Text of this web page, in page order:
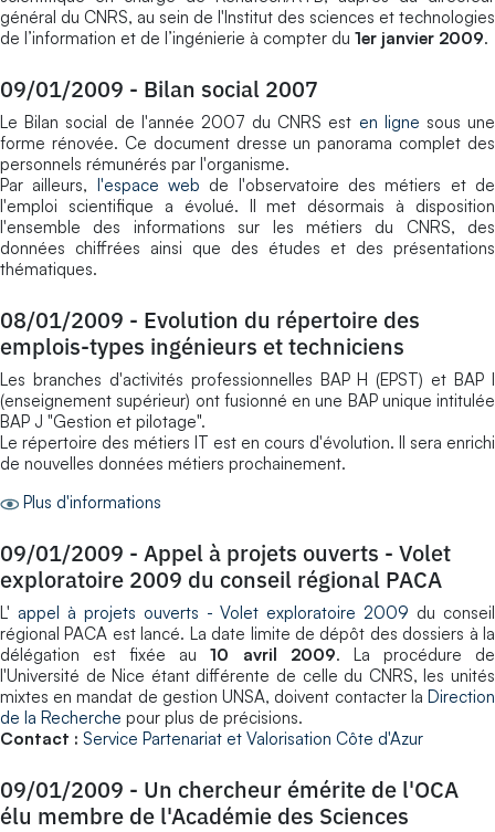
général du CNRS, au sein de l'Institut des sciences et technologies
de l’information et de l’ingénierie à compter du 1er janvier 2009.
09/01/2009 - Bilan social 2007
Le Bilan social de l'année 2007 du CNRS est en ligne sous une
forme rénovée. Ce document dresse un panorama complet des
personnels rémunérés par l'organisme.
Par ailleurs, l'espace web de l'observatoire des métiers et de
l'emploi scientifique a évolué. Il met désormais à disposition
l'ensemble des informations sur les métiers du CNRS, des
données chiffrées ainsi que des études et des présentations
thématiques.
08/01/2009 - Evolution du répertoire des
emplois-types ingénieurs et techniciens
Les branches d'activités professionnelles BAP H (EPST) et BAP I
(enseignement supérieur) ont fusionné en une BAP unique intitulée
BAP J "Gestion et pilotage".
Le répertoire des métiers IT est en cours d'évolution. Il sera enrichi
de nouvelles données métiers prochainement.
Plus d'informations
09/01/2009 - Appel à projets ouverts - Volet
exploratoire 2009 du conseil régional PACA
L' appel à projets ouverts - Volet exploratoire 2009 du conseil
régional PACA est lancé. La date limite de dépôt des dossiers à la
délégation est fixée au10 avril 2009. La procédure de
l'Université de Nice étant différente de celle du CNRS, les unités
mixtes en mandat de gestion UNSA, doivent contacter la Direction
de la Recherche pour plus de précisions.
Contact : Service Partenariat et Valorisation Côte d'Azur
09/01/2009 - Un chercheur émérite de l'OCA
élu membre de l'Académie des Sciences